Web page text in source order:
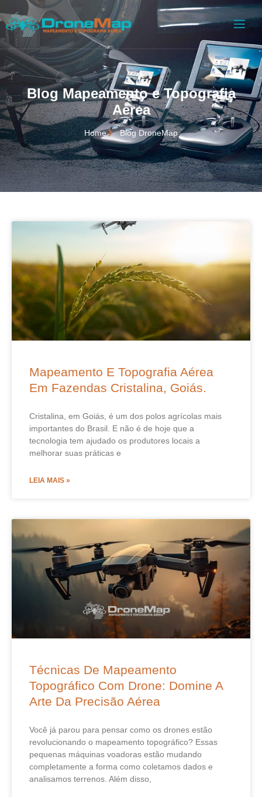
Blog Mapeamento e Topografia
Aérea
Home Blog DroneMap
Mapeamento E Topografia Aérea
Em Fazendas Cristalina, Goiás.
Cristalina, em Goiás, é um dos polos agrícolas mais
importantes do Brasil. E não é de hoje que a
tecnologia tem ajudado os produtores locais a
melhorar suas práticas e
LEIA MAIS »
Técnicas De Mapeamento
Topográfico Com Drone: Domine A
Arte Da Precisão Aérea
Você já parou para pensar como os drones estão
revolucionando o mapeamento topográfico? Essas
pequenas máquinas voadoras estão mudando
completamente a forma como coletamos dados e
analisamos terrenos. Além disso,